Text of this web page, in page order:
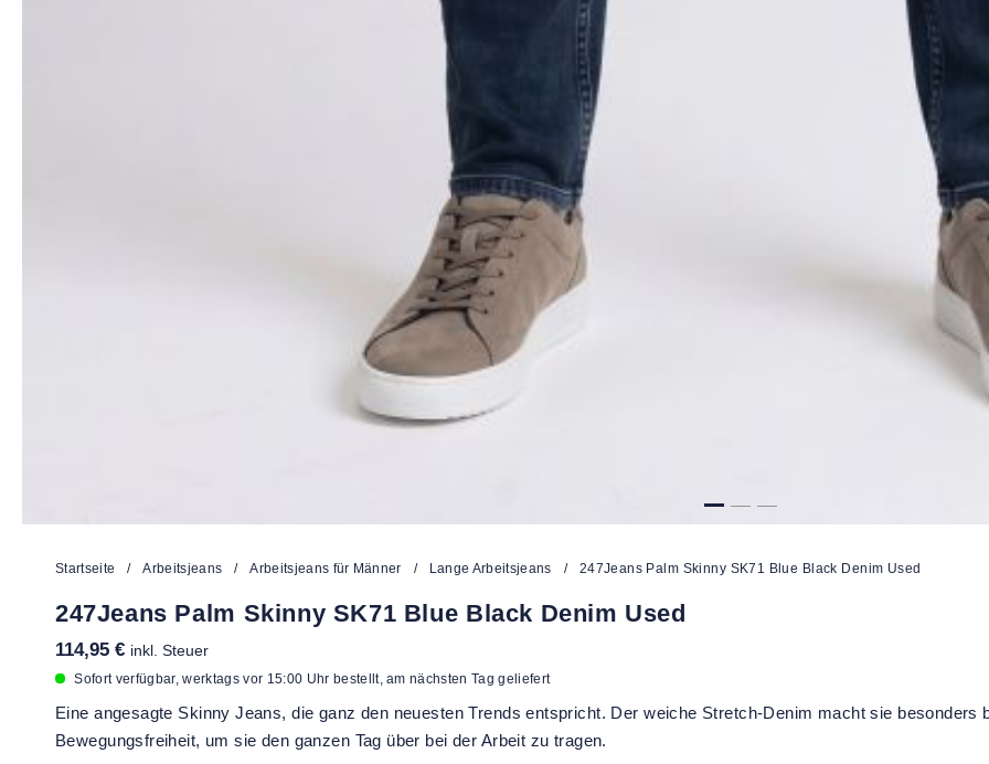
Startseite / Arbeitsjeans / Arbeitsjeans für Männer / Lange Arbeitsjeans / 247Jeans Palm Skinny SK71 Blue Black Denim Used
247Jeans Palm Skinny SK71 Blue Black Denim Used
114,95 € inkl. Steuer
Sofort verfügbar, werktags vor 15:00 Uhr bestellt, am nächsten Tag geliefert
Eine angesagte Skinny Jeans, die ganz den neuesten Trends entspricht. Der weiche Stretch-Denim macht sie
Bewegungsfreiheit, um sie den ganzen Tag über bei der Arbeit zu tragen.